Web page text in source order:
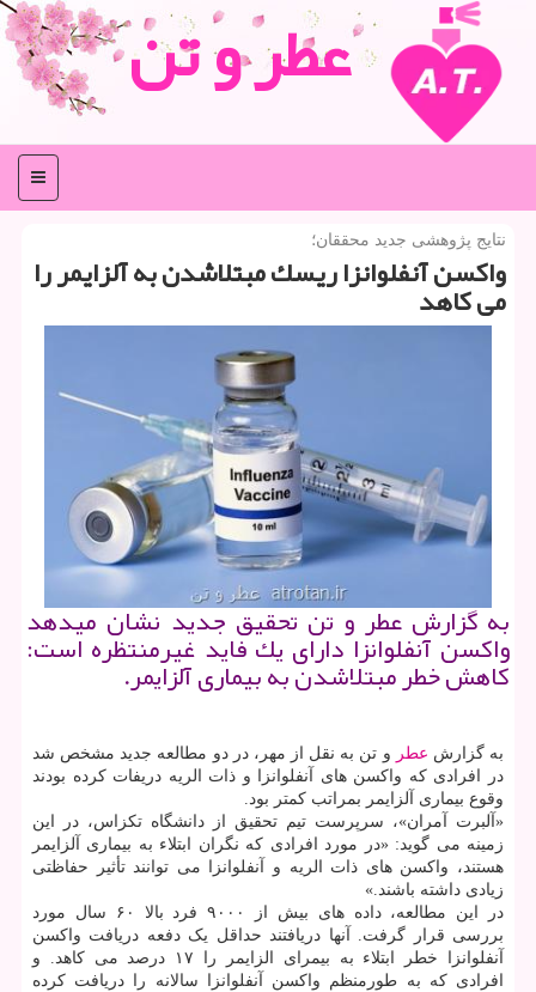
عطر و تن
منو
نتایج پژوهشی جدید محققان؛
واكسن آنفلوانزا ریسك مبتلاشدن به آلزایمر را
می كاهد
به گزارش عطر و تن تحقیق جدید نشان میدهد
واكسن آنفلوانزا دارای یك فاید غیرمنتظره است:
كاهش خطر مبتلاشدن به بیماری آلزایمر.
به گزارش عطر و تن به نقل از مهر، در دو مطالعه جدید مشخص شد
در افرادی که واکسن های آنفلوانزا و ذات الریه دریفات کرده بودند
وقوع بیماری آلزایمر بمراتب کمتر بود.
«آلبرت آمران»، سرپرست تیم تحقیق از دانشگاه تکزاس، در این
زمینه می گوید: «در مورد افرادی که نگران ابتلاء به بیماری آلزایمر
هستند، واکسن های ذات الریه و آنفلوانزا می توانند تأثیر حفاظتی
زیادی داشته باشند.»
در این مطالعه، داده های بیش از ۹۰۰۰ فرد بالا ۶۰ سال مورد
بررسی قرار گرفت. آنها دریافتند حداقل یک دفعه دریافت واکسن
آنفلوانزا خطر ابتلاء به بیمرای الزایمر را ۱۷ درصد می کاهد. و
افرادی که به طورمنظم واکسن آنفلوانزا سالانه را دریافت کرده